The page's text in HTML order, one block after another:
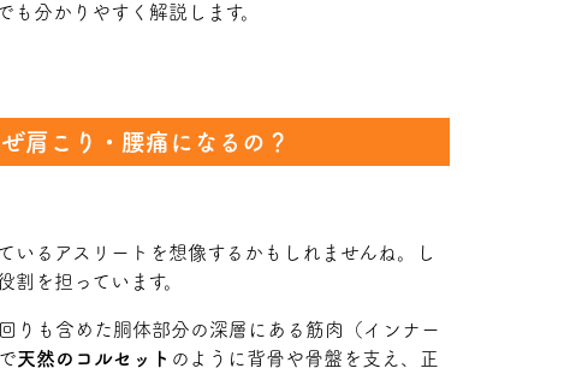
分かりやすく解説します。
肩こり・腰痛になるの？
いるアスリートを想像するかもしれませんね。し
を担っています。
りも含めた胴体部分の深層にある筋肉（インナー
天然のコルセット のように背骨や骨盤を支え、正